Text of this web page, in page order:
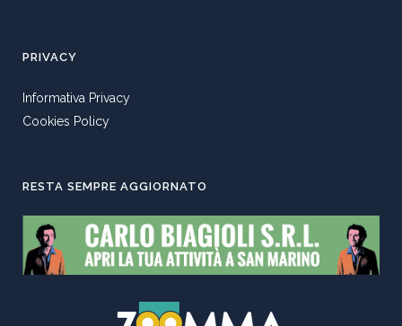
PRIVACY
Informativa Privacy
Cookies Policy
RESTA SEMPRE AGGIORNATO